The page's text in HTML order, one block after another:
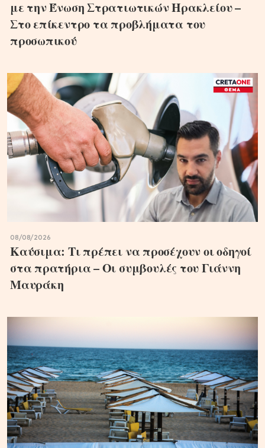
με την Ένωση Στρατιωτικών Ηρακλείου –
Στο επίκεντρο τα προβλήματα του
προσωπικού
08/08/2026
Καύσιμα: Τι πρέπει να προσέχουν οι οδηγοί
στα πρατήρια – Οι συμβουλές του Γιάννη
Μαυράκη